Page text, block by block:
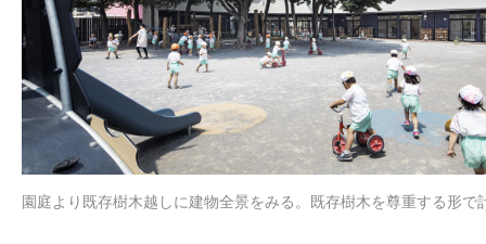
園庭より既存樹木越しに建物全景をみる。既存樹木を尊重する形で